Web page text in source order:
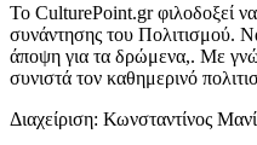
Το CulturePoint.gr φιλοδοξεί
συνάντησης του Πολιτισμού.
άποψη για τα δρώμενα,. Με
συνιστά τον καθημερινό
Διαχείριση: Κωνσταντίνος